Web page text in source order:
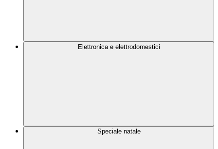
Elettronica e elettrodomestici
Speciale natale